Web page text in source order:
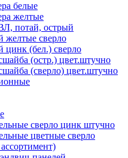
белые
желтые
потай, острый
желтые сверло
цинк (бел.) сверло
(остр.) цвет.штучно
(сверло) цвет.штучно
сверло цинк штучно
цветные сверло